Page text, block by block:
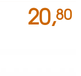
20,80